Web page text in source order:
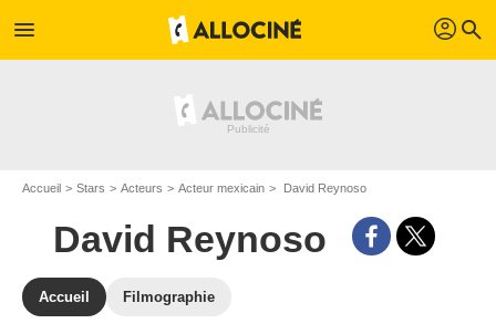
menu profil search
Accueil Stars Acteurs Acteur mexicain David Reynoso
David Reynoso
Accueil Filmographie